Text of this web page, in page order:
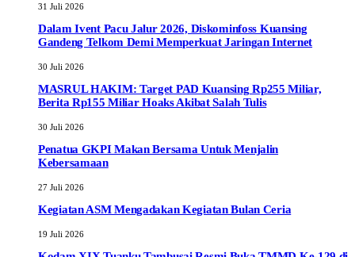
31 Juli 2026
Dalam Ivent Pacu Jalur 2026, Diskominfoss Kuansing
Gandeng Telkom Demi Memperkuat Jaringan Internet
30 Juli 2026
MASRUL HAKIM: Target PAD Kuansing Rp255 Miliar,
Berita Rp155 Miliar Hoaks Akibat Salah Tulis
30 Juli 2026
Penatua GKPI Makan Bersama Untuk Menjalin
Kebersamaan
27 Juli 2026
Kegiatan ASM Mengadakan Kegiatan Bulan Ceria
19 Juli 2026